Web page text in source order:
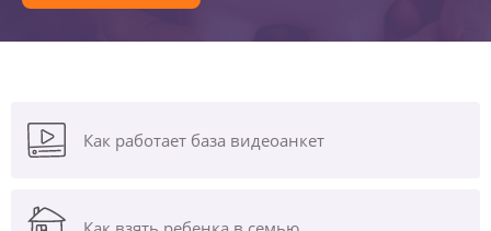
Как работает база видеоанкет